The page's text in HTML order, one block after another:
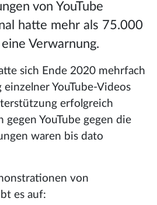
von YouTube
hatte mehr als 75.000
Verwarnung.
sich Ende 2020 mehrfach
einzelner YouTube-Videos
erfolgreich
gegen YouTube gegen die
waren bis dato
von
es auf: